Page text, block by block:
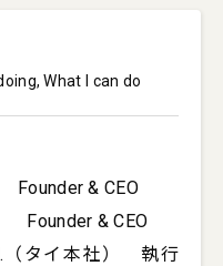
What I can do
Founder & CEO
Founder & CEO
（タイ本社）　執行